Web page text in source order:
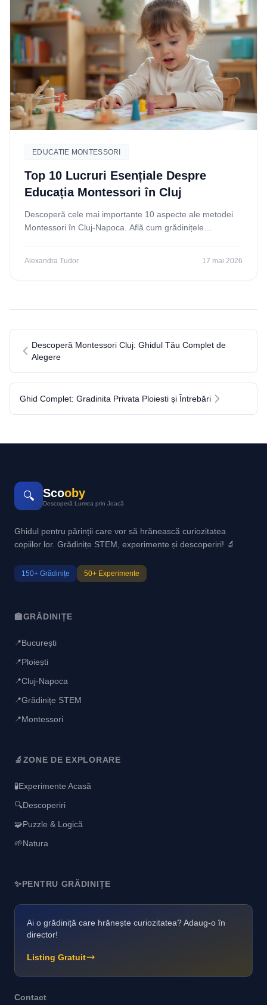
EDUCATIE MONTESSORI
Top 10 Lucruri Esențiale Despre
Educația Montessori în Cluj
Descoperă cele mai importante 10 aspecte ale metodei
Montessori în Cluj-Napoca. Află cum grădinițele
Alexandra Tudor 17 mai 2026
Descoperă Montessori Cluj: Ghidul Tău Complet de
Alegere
Ghid Complet: Gradinita Privata Ploiesti și Întrebări
🔍 Scooby
Descoperă Lumea prin Joacă
Ghidul pentru părinții care vor să hrănească curiozitatea
copiilor lor. Grădinițe STEM, experimente și descoperiri! 🔬
150+ Grădinițe 50+ Experimente
🏫GRĂDINIȚE
📍București
📍Ploiești
📍Cluj-Napoca
📍Grădinițe STEM
📍Montessori
🔬 ZONE DE EXPLORARE
🧪Experimente Acasă
🔍Descoperiri
🧩Puzzle & Logică
🌱Natura
✨PENTRU GRĂDINIȚE
Ai o grădiniță care hrănește curiozitatea? Adaug-o în
director!
Listing Gratuit
Contact